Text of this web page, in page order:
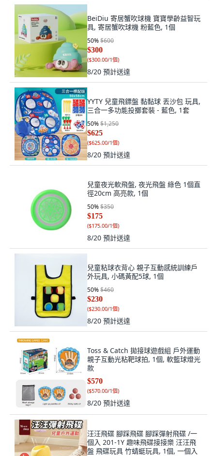
BeiDiu 寄居蟹吹球機 寶寶學齡益智玩
具, 寄居蟹吹球機 粉藍色, 1個
50%$600
$300
($300.00/1個)
8/20 預計送達
YYTY 兒童飛鏢盤 黏黏球 丟沙包 玩具,
三合一多功能投擲套裝 - 藍色, 1套
50%$1,250
$625
($625.00/1個)
8/20 預計送達
兒童夜光軟飛盤, 夜光飛盤 綠色 1個直
徑20cm 高亮款, 1個
50%$350
$175
($175.00/1個)
8/20 預計送達
兒童粘球衣背心 親子互動感統訓練戶
外玩具, 小碼黃配5球, 1個
50%$460
$230
($230.00/1個)
8/20 預計送達
Toss & Catch 拋接球遊戲組 戶外運動
親子互動光粘靶球拍, 1個, 軟籃球燈光
款
$570
($570.00/1個)
8/20 預計送達
汪汪飛碟 腳踩飛碟 腳踩彈射飛碟 /一
個入 201-1Y 趣味飛碟接接樂 汪汪飛
盤 飛碟玩具 竹蜻蜓玩具, 1個, 一個入